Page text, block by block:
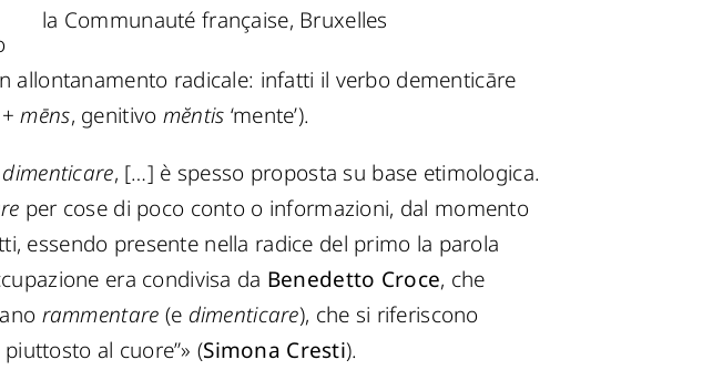
la Communauté française, Bruxelles
allontanamento radicale: infatti il verbo dementicāre
+mēns, genitivo mĕntis ‘mente’).
dimenticare, […] è spesso proposta su base etimologica.
per cose di poco conto o informazioni, dal momento
essendo presente nella radice del primo la parola
era condivisa da Benedetto Croce, che
rammentare (e dimenticare), che si riferiscono
al cuore”» (Simona Cresti).